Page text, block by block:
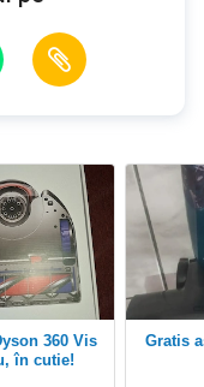
în cutie!
Gratis